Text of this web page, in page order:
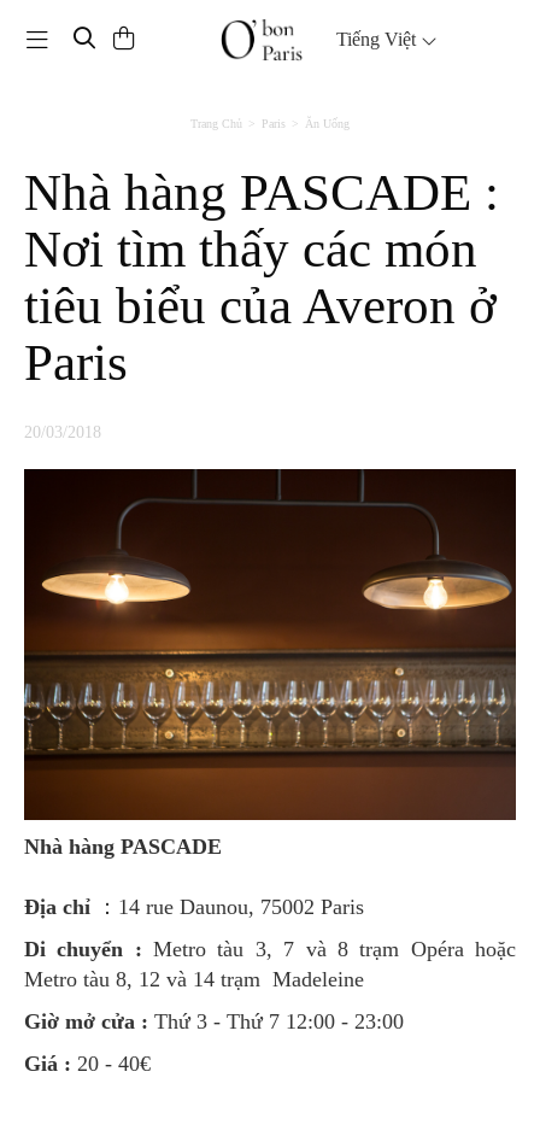
Toggle navigation Tiếng Việt
Trang Chủ Paris Ăn Uống
Nhà hàng PASCADE :
Nơi tìm thấy các món
tiêu biểu của Averon ở
Paris
20/03/2018
Nhà hàng PASCADE
Địa chỉ
：14 rue Daunou, 75002 Paris
Di chuyển : Metro tàu 3, 7 và 8 trạm Opéra hoặc
Metro tàu 8, 12 và 14 trạm Madeleine
Giờ mở cửa : Thứ 3 - Thứ 7 12:00 - 23:00
Giá : 20 - 40€